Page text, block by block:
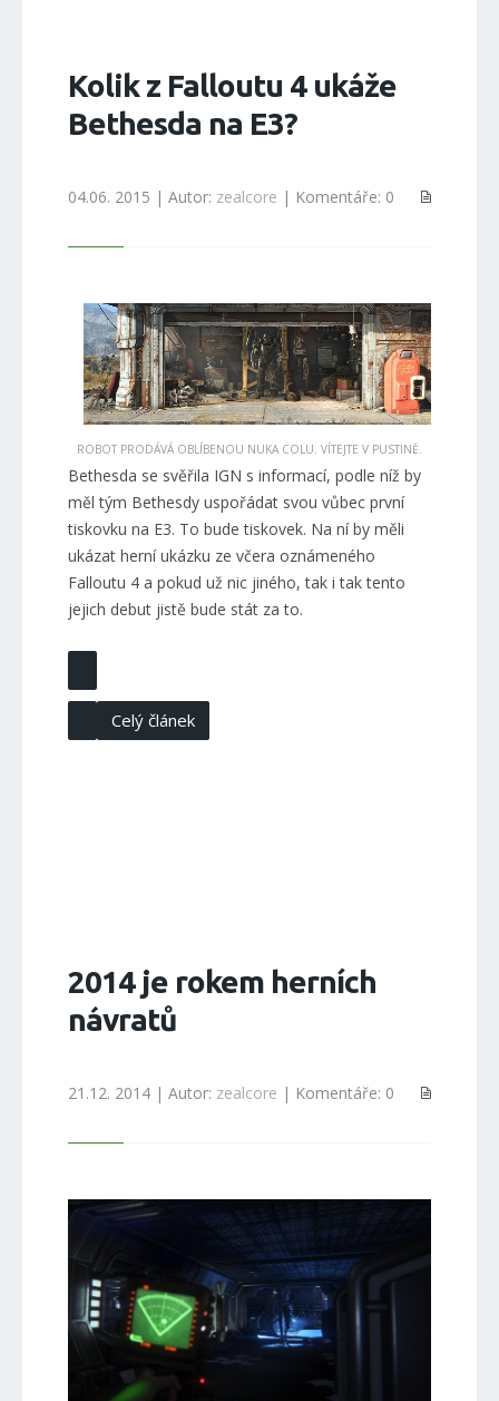
Kolik z Falloutu 4 ukáže
Bethesda na E3?
04.06. 2015 | Autor: zealcore | Komentáře: 0
ROBOT PRODÁVÁ OBLÍBENOU NUKA COLU. VÍTEJTE V PUSTINĚ.
Bethesda se svěřila IGN s informací, podle níž by
měl tým Bethesdy uspořádat svou vůbec první
tiskovku na E3. To bude tiskovek. Na ní by měli
ukázat herní ukázku ze včera oznámeného
Falloutu 4 a pokud už nic jiného, tak i tak tento
jejich debut jistě bude stát za to.
Celý článek
2014 je rokem herních
návratů
21.12. 2014 | Autor: zealcore | Komentáře: 0